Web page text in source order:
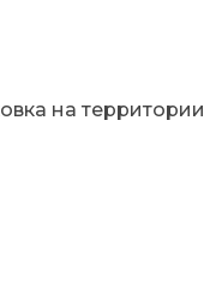
на территории